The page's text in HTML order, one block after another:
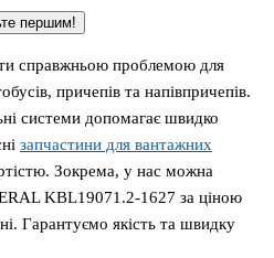
першим!
справжньою проблемою для
причепів та напівпричепів.
системи допомагає швидко
запчастини для вантажних
Зокрема, у нас можна
KBL19071.2-1627 за ціною
Гарантуємо якість та швидку